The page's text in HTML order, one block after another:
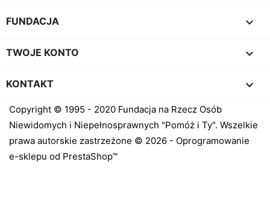
FUNDACJA 
TWOJE KONTO 
KONTAKT keyboard_arrow_down
Copyright © 1995 - 2020 Fundacja na Rzecz Osób
Niewidomych i Niepełnosprawnych "Pomóż i Ty". Wszelkie
prawa autorskie zastrzeżone © 2026 - Oprogramowanie
e-sklepu od PrestaShop™